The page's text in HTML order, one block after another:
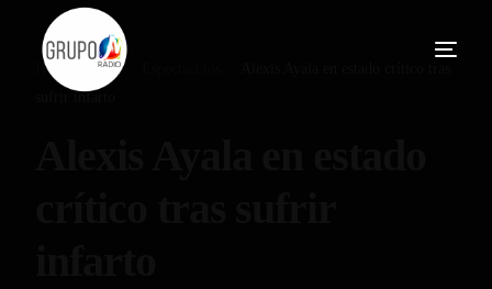
Home Blog
sufrir infarto